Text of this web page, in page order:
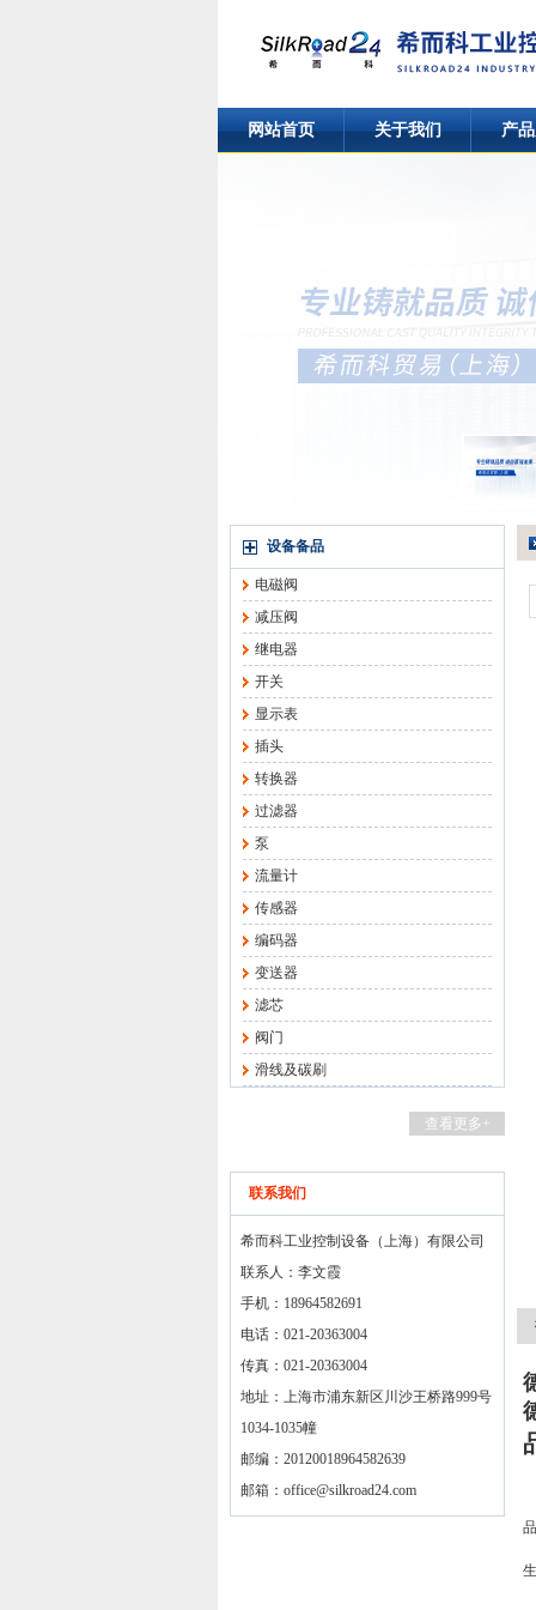
网站首页 关于我们 产
设备备品
电磁阀
减压阀
继电器
开关
显示表
插头
转换器
过滤器
泵
流量计
传感器
编码器
变送器
滤芯
阀门
滑线及碳刷
查看更多+
联系我们
希而科工业控制设备（上海）有限公司
联系人：李文霞
手机：18964582691
电话：021-20363004
传真：021-20363004
地址：上海市浦东新区川沙王桥路999号
1034-1035幢
邮编：20120018964582639
邮箱： office@silkroad24.com